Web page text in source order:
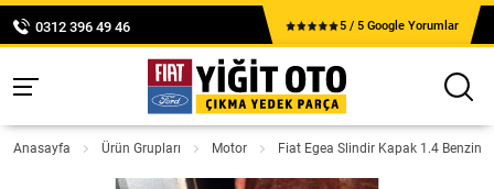
0312 396 49 46 5 / 5 Google Yorumlar
Anasayfa Ürün Grupları Motor Fiat Egea Slindir Kapak 1.4